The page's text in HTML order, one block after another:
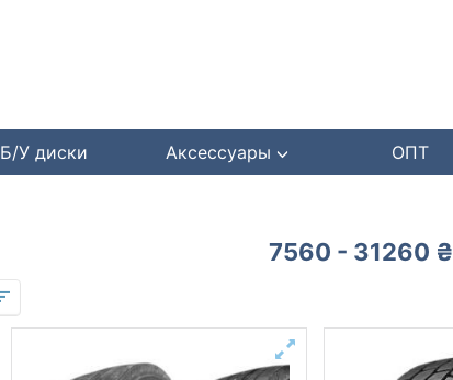
Б/У диски Аксессуары ОПТ
7560 - 31260 ₴